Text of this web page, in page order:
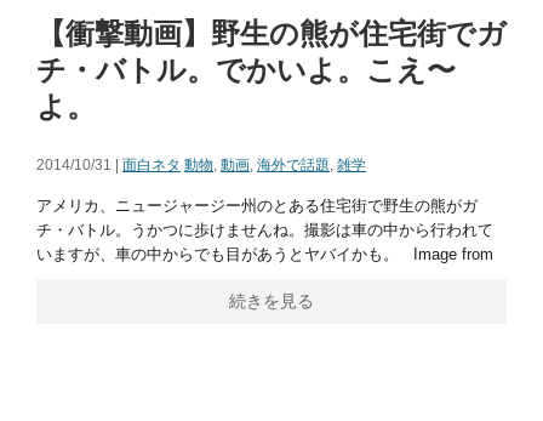
【衝撃動画】野生の熊が住宅街でガ
チ・バトル。でかいよ。こえ〜
よ。
2014/10/31 | 面白ネタ 動物, 動画, 海外で話題, 雑学
アメリカ、ニュージャージー州のとある住宅街で野生の熊がガ
チ・バトル。うかつに歩けませんね。撮影は車の中から行われて
いますが、車の中からでも目があうとヤバイかも。 Image from
続きを見る